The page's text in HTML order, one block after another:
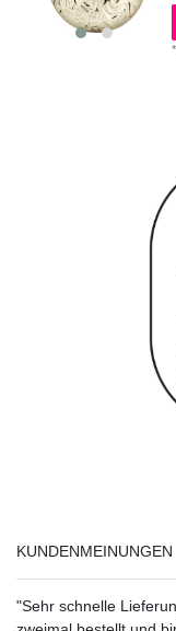
KUNDENMEINUNGEN
"Sehr schnelle